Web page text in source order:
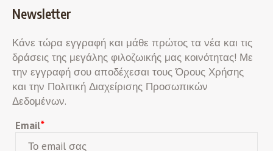
Newsletter
Κάνε τώρα εγγραφή και μάθε πρώτος τα νέα και τις
δράσεις της μεγάλης φιλοζωικής μας κοινότητας! Με
την εγγραφή σου αποδέχεσαι τους Όρους Χρήσης
και την Πολιτική Διαχείρισης Προσωπικών
Δεδομένων.
Email*